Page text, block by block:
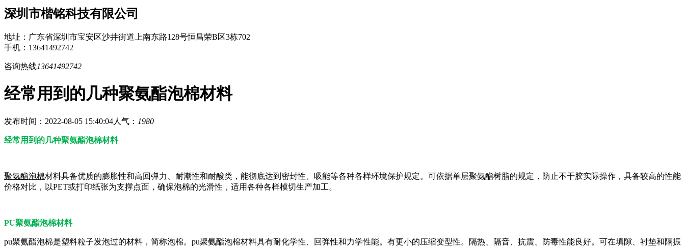
深圳市楷铭科技有限公司
地址：广东省深圳市宝安区沙井街道上南东路128号恒昌荣B区3栋702
手机：13641492742
咨询热线13641492742
经常用到的几种聚氨酯泡棉材料
发布时间：2022-08-05 15:40:04人气： 1980
经常用到的几种聚氨酯泡棉材料
聚氨酯泡棉材料具备优质的膨胀性和高回弹力、耐潮性和耐酸类，能彻底达到密封性、吸能等各种各样环境保护规定。可依据单层聚氨酯树脂的规定，防止不干胶实际操作，具备较高的性能
价格对比，以PET或打印纸张为支撑点面，确保泡棉的光滑性，适用各种各样模切生产加工。
PU聚氨酯泡棉材料
pu聚氨酯泡棉是塑料粒子发泡过的材料，简称泡棉。pu聚氨酯泡棉材料具有耐化学性、回弹性和力学性能。有更小的压缩变型性。隔热、隔音、抗震、防毒性能良好。可在填隙、衬垫和隔振